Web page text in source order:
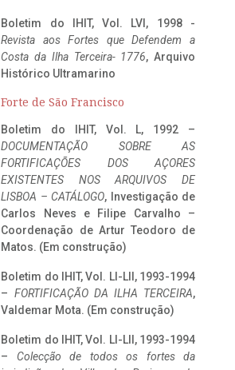
Boletim do IHIT, Vol. LVI, 1998 -
Revista aos Fortes que Defendem a
Costa da Ilha Terceira- 1776, Arquivo
Histórico Ultramarino
Forte de São Francisco
Boletim do IHIT, Vol. L, 1992 –
DOCUMENTAÇÃO SOBRE AS
FORTIFICAÇÕES DOS AÇORES
EXISTENTES NOS ARQUIVOS DE
LISBOA – CATÁLOGO, Investigação de
Carlos Neves e Filipe Carvalho –
Coordenação de Artur Teodoro de
Matos. (Em construção)
Boletim do IHIT, Vol. LI-LII, 1993-1994
– FORTIFICAÇÃO DA ILHA TERCEIRA,
Valdemar Mota. (Em construção)
Boletim do IHIT, Vol. LI-LII, 1993-1994
– Colecção de todos os fortes da